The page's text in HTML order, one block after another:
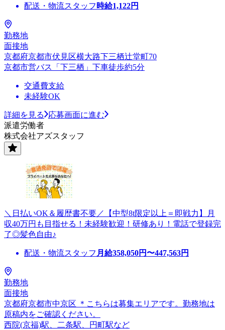
配送・物流スタッフ 時給1,122円
勤務地
面接地
京都府京都市伏見区横大路下三栖辻堂町70
京都市営バス「下三栖」下車徒歩約5分
交通費支給
未経験OK
詳細を見る
応募画面に進む
派遣労働者
株式会社アズスタッフ
＼日払いOK＆履歴書不要／【中型8t限定以上＝即戦力】月
収40万円も目指せる！未経験歓迎！研修あり！電話で登録完
了◎髪色自由♪
配送・物流スタッフ 月給358,050円〜447,563円
勤務地
面接地
京都府京都市中京区 ＊こちらは募集エリアです。勤務地は
原稿内をご確認ください。
西院(京福)駅、二条駅、円町駅など